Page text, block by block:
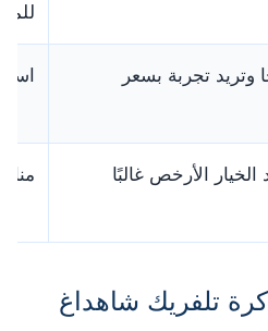
وتريد تجربة بسعر
الخيار الأرخص غالبًا
تلفريك شاهداغ